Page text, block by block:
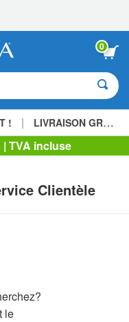
0
! | LIVRAISON GRATUITE
TVA incluse
Clientèle
le